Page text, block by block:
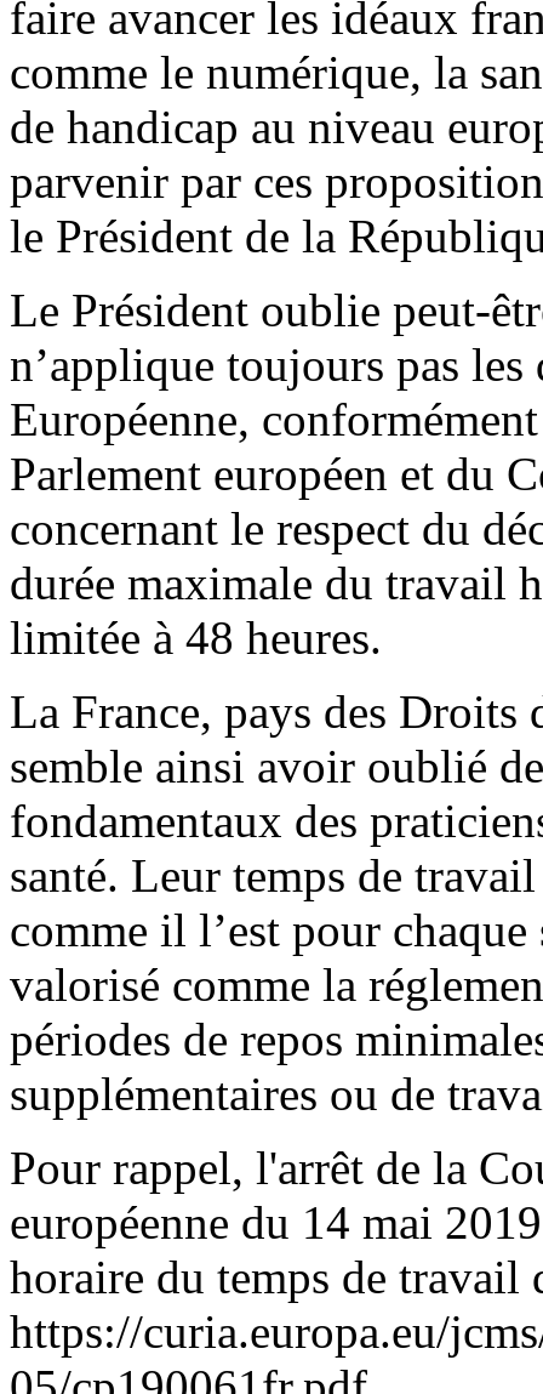
faire avancer les idéaux
comme le numérique, la
de handicap au niveau
parvenir par ces
le Président de la
Le Président oublie peut-
n’applique toujours pas
Européenne,
Parlement européen et du
concernant le respect du
durée maximale du travail
limitée à 48 heures.
La France, pays des Droits
semble ainsi avoir oublié
fondamentaux des
santé. Leur temps de
comme il l’est pour
valorisé comme la
périodes de repos
supplémentaires ou de
Pour rappel, l'arrêt de la
européenne du 14 mai
horaire du temps de travail
https://curia.europa.eu/